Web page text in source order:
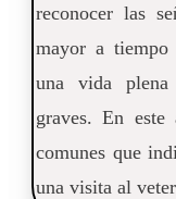
reconocer las
mayor a tiempo
una vida
graves. En este
comunes que
una visita al